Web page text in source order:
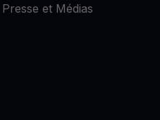
Presse et Médias